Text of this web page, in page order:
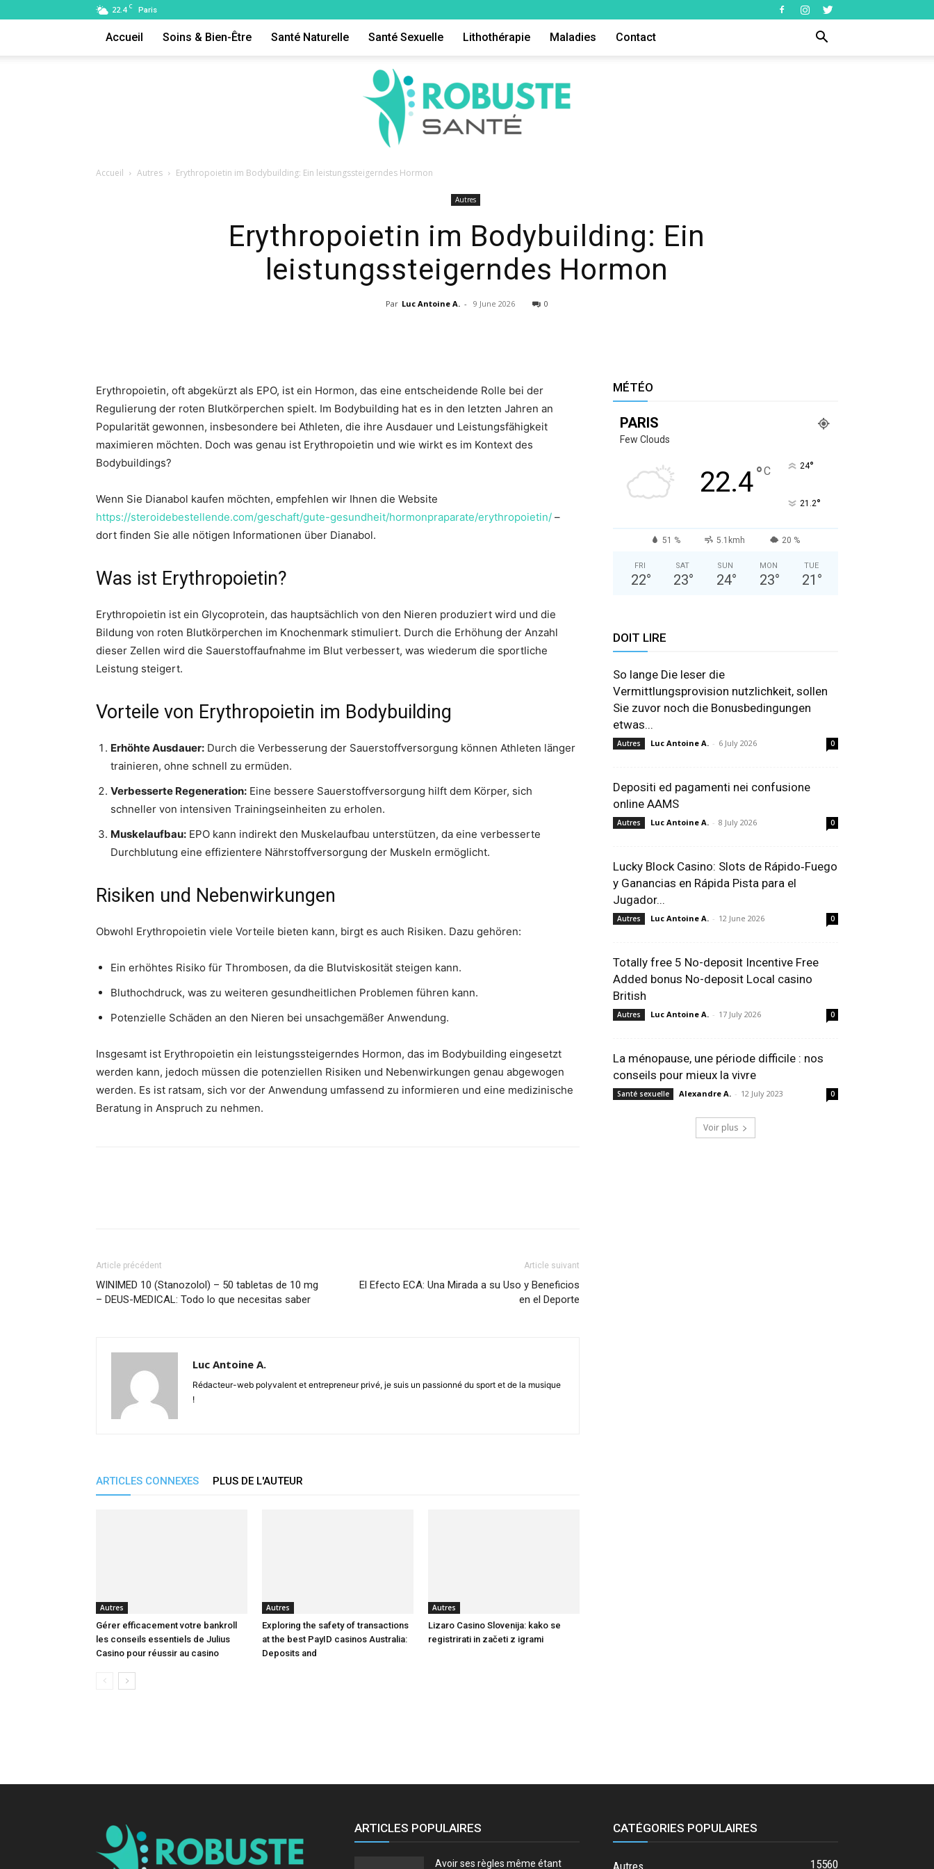
22.4 C Paris
Accueil Soins & Bien-Être Santé Naturelle Santé Sexuelle Lithothérapie Maladies Contact
Robuste
–
astuces
votre
Accueil Autres Erythropoietin im Bodybuilding: Ein leistungssteigerndes Hormon
Autres
Erythropoietin im Bodybuilding: Ein
leistungssteigerndes Hormon
Par Luc Antoine A. - 9 June 2026 0
Erythropoietin, oft abgekürzt als EPO, ist ein Hormon, das eine entscheidende Rolle bei der
Regulierung der roten Blutkörperchen spielt. Im Bodybuilding hat es in den letzten Jahren an
Popularität gewonnen, insbesondere bei Athleten, die ihre Ausdauer und Leistungsfähigkeit
maximieren möchten. Doch was genau ist Erythropoietin und wie wirkt es im Kontext des
Bodybuildings?
Wenn Sie Dianabol kaufen möchten, empfehlen wir Ihnen die Website
https://steroidebestellende.com/geschaft/gute-gesundheit/hormonpraparate/erythropoietin/ –
dort finden Sie alle nötigen Informationen über Dianabol.
Was ist Erythropoietin?
Erythropoietin ist ein Glycoprotein, das hauptsächlich von den Nieren produziert wird und die
Bildung von roten Blutkörperchen im Knochenmark stimuliert. Durch die Erhöhung der Anzahl
dieser Zellen wird die Sauerstoffaufnahme im Blut verbessert, was wiederum die sportliche
Leistung steigert.
Vorteile von Erythropoietin im Bodybuilding
Erhöhte Ausdauer: Durch die Verbesserung der Sauerstoffversorgung können Athleten länger
trainieren, ohne schnell zu ermüden.
Verbesserte Regeneration: Eine bessere Sauerstoffversorgung hilft dem Körper, sich
schneller von intensiven Trainingseinheiten zu erholen.
Muskelaufbau: EPO kann indirekt den Muskelaufbau unterstützen, da eine verbesserte
Durchblutung eine effizientere Nährstoffversorgung der Muskeln ermöglicht.
Risiken und Nebenwirkungen
Obwohl Erythropoietin viele Vorteile bieten kann, birgt es auch Risiken. Dazu gehören:
Ein erhöhtes Risiko für Thrombosen, da die Blutviskosität steigen kann.
Bluthochdruck, was zu weiteren gesundheitlichen Problemen führen kann.
Potenzielle Schäden an den Nieren bei unsachgemäßer Anwendung.
Insgesamt ist Erythropoietin ein leistungssteigerndes Hormon, das im Bodybuilding eingesetzt
werden kann, jedoch müssen die potenziellen Risiken und Nebenwirkungen genau abgewogen
werden. Es ist ratsam, sich vor der Anwendung umfassend zu informieren und eine medizinische
Beratung in Anspruch zu nehmen.
Article précédent
WINIMED 10 (Stanozolol) – 50 tabletas de 10 mg
– DEUS-MEDICAL: Todo lo que necesitas saber
Article suivant
El Efecto ECA: Una Mirada a su Uso y Beneficios
en el Deporte
Luc Antoine A.
Rédacteur-web polyvalent et entrepreneur privé, je suis un passionné du sport et de la musique
!
ARTICLES CONNEXES PLUS DE L'AUTEUR
Autres
Gérer efficacement votre bankroll
les conseils essentiels de Julius
Casino pour réussir au casino
Autres
Exploring the safety of transactions
at the best PayID casinos Australia:
Deposits and
Autres
Lizaro Casino Slovenija: kako se
registrirati in začeti z igrami
MÉTÉO
PARIS
Few Clouds
22.4°C 24°
21.2°
51 % 5.1kmh 20 %
FRI
22°
SAT
23°
SUN
24°
MON
23°
TUE
21 °
DOIT LIRE
So lange Die leser die
Vermittlungsprovision nutzlichkeit, sollen
Sie zuvor noch die Bonusbedingungen
etwas...
Autres Luc Antoine A. - 6 July 2026 0
Depositi ed pagamenti nei confusione
online AAMS
Autres Luc Antoine A. - 8 July 2026 0
Lucky Block Casino: Slots de Rápido‑Fuego
y Ganancias en Rápida Pista para el
Jugador...
Autres Luc Antoine A. - 12 June 2026 0
Totally free 5 No-deposit Incentive Free
Added bonus No-deposit Local casino
British
Autres Luc Antoine A. - 17 July 2026 0
La ménopause, une période difficile : nos
conseils pour mieux la vivre
Santé sexuelle Alexandre A. - 12 July 2023 0
Voir plus
ARTICLES POPULAIRES
Avoir ses règles même étant
CATÉGORIES POPULAIRES
Autres 15560